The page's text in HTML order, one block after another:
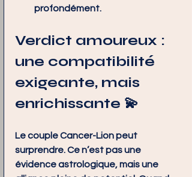
profondément.
Verdict amoureux :
une compatibilité
exigeante, mais
enrichissante 💫
Le couple Cancer-Lion peut
surprendre. Ce n’est pas une
évidence astrologique, mais une